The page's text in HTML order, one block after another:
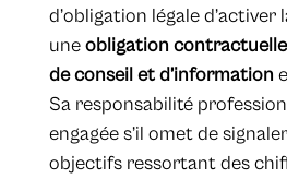
d’obligation légale d’activer
uneobligation
de conseil et d’information
Sa responsabilité
engagée s’il omet de
objectifs ressortant des